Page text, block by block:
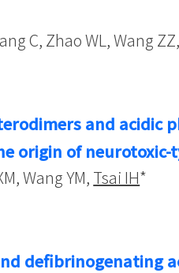
C, Zhao WL, Wang
and acidic
origin of neurotoxic-
Wang YM, Tsai IH*
defibrinogenating